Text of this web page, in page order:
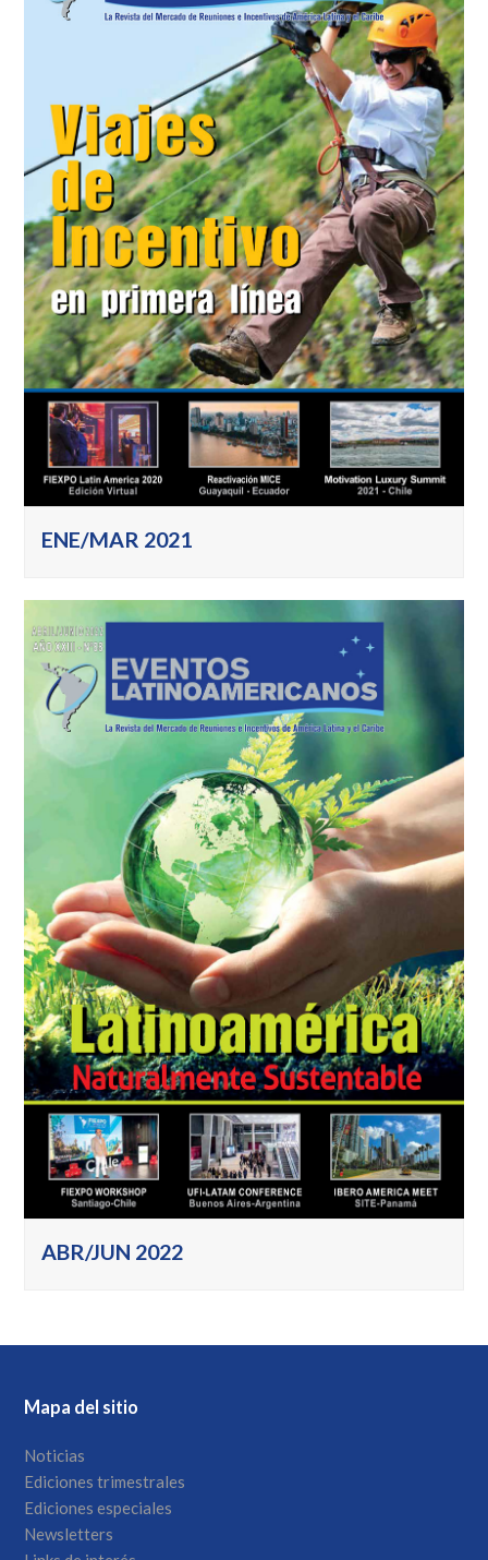
ENE/MAR 2021
ABR/JUN 2022
Mapa del sitio
Noticias
Ediciones trimestrales
Ediciones especiales
Newsletters